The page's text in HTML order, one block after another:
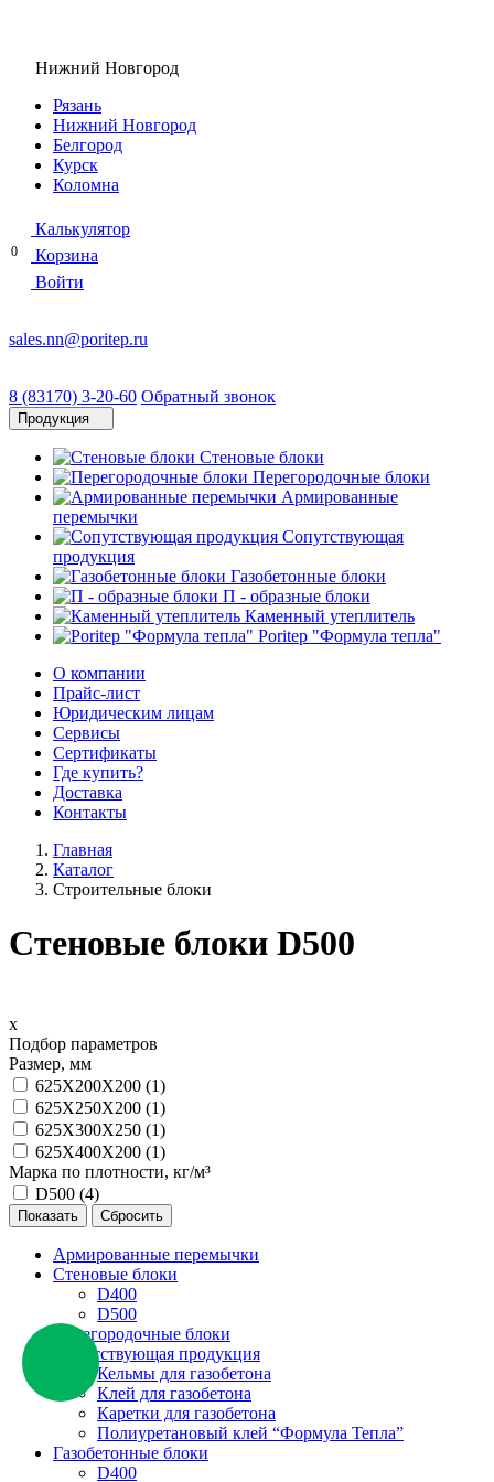
Нижний Новгород
Рязань
Нижний Новгород
Белгород
Курск
Коломна
Калькулятор
Корзина
0
Войти
sales.nn@poritep.ru
8 (83170) 3-20-60 Обратный звонок
Продукция
Стеновые блоки
Перегородочные блоки
Армированные
перемычки
Сопутствующая
продукция
Газобетонные блоки
П - образные блоки
Каменный утеплитель
Poritep "Формула тепла"
О компании
Прайс-лист
Юридическим лицам
Сервисы
Сертификаты
Где купить?
Доставка
Контакты
Главная
Каталог
Строительные блоки
Стеновые блоки D500
х
Подбор параметров
Размер, мм
625Х200Х200 (1)
625Х250Х200 (1)
625Х300Х250 (1)
625Х400Х200 (1)
Марка по плотности, кг/м³
D500 (4)
Армированные перемычки
Стеновые блоки
D400
D500
Перегородочные блоки
Сопутствующая продукция
Кельмы для газобетона
Клей для газобетона
Каретки для газобетона
Полиуретановый клей “Формула Тепла”
Газобетонные блоки
D400